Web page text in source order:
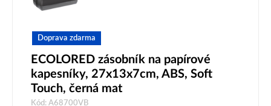
Doprava zdarma
ECOLORED zásobník na papírové
kapesníky, 27x13x7cm, ABS, Soft
Touch, černá mat
Kód: A68700VB